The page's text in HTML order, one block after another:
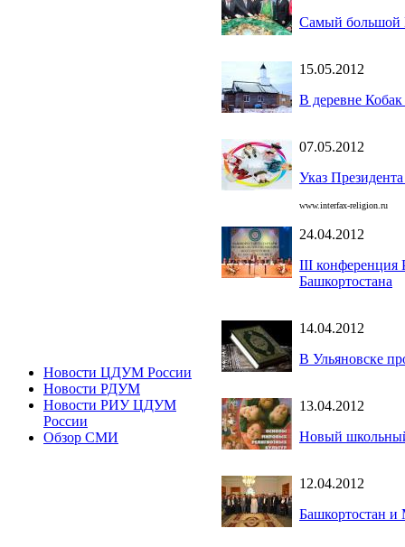
Новости ЦДУМ России
Новости РДУМ
Новости РИУ ЦДУМ
России
Обзор СМИ
Самый большой
15.05.2012
В деревне
07.05.2012
Указ
www.interfax-religion.ru
24.04.2012
III конференция
Башкортостана
14.04.2012
В Ульяновске
13.04.2012
Новый
12.04.2012
Башкортостан и